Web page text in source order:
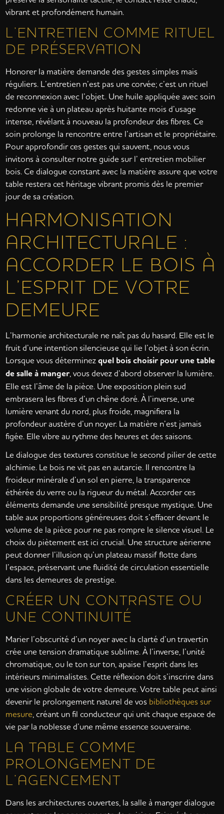
vibrant et profondément humain.
L’ENTRETIEN COMME RITUEL
DE PRÉSERVATION
Honorer la matière demande des gestes simples mais
réguliers. L’entretien n’est pas une corvée; c’est un rituel
de reconnexion avec l’objet. Une huile appliquée avec soin
redonne vie à un plateau après huitante mois d’usage
intense, révélant à nouveau la profondeur des fibres. Ce
soin prolonge la rencontre entre l’artisan et le propriétaire.
Pour approfondir ces gestes qui sauvent, nous vous
invitons à consulter notre guide sur l’ entretien mobilier
bois. Ce dialogue constant avec la matière assure que votre
table restera cet héritage vibrant promis dès le premier
jour de sa création.
HARMONISATION
ARCHITECTURALE :
ACCORDER LE BOIS À
L’ESPRIT DE VOTRE
DEMEURE
L’harmonie architecturale ne naît pas du hasard. Elle est le
fruit d’une intention silencieuse qui lie l’objet à son écrin.
Lorsque vous déterminezquel bois choisir pour une table
de salle à manger, vous devez d’abord observer la lumière.
Elle est l’âme de la pièce. Une exposition plein sud
embrasera les fibres d’un chêne doré. À l’inverse, une
lumière venant du nord, plus froide, magnifiera la
profondeur austère d’un noyer. La matière n’est jamais
figée. Elle vibre au rythme des heures et des saisons.
Le dialogue des textures constitue le second pilier de cette
alchimie. Le bois ne vit pas en autarcie. Il rencontre la
froideur minérale d’un sol en pierre, la transparence
éthérée du verre ou la rigueur du métal. Accorder ces
éléments demande une sensibilité presque mystique. Une
table aux proportions généreuses doit s’effacer devant le
volume de la pièce pour ne pas rompre le silence visuel. Le
choix du piètement est ici crucial. Une structure aérienne
peut donner l’illusion qu’un plateau massif flotte dans
l’espace, préservant une fluidité de circulation essentielle
dans les demeures de prestige.
CRÉER UN CONTRASTE OU
UNE CONTINUITÉ
Marier l’obscurité d’un noyer avec la clarté d’un travertin
crée une tension dramatique sublime. À l’inverse, l’unité
chromatique, ou le ton sur ton, apaise l’esprit dans les
intérieurs minimalistes. Cette réflexion doit s’inscrire dans
une vision globale de votre demeure. Votre table peut ainsi
devenir le prolongement naturel de vos bibliothèques sur
mesure , créant un fil conducteur qui unit chaque espace de
vie par la noblesse d’une même essence souveraine.
LA TABLE COMME
PROLONGEMENT DE
L’AGENCEMENT
Dans les architectures ouvertes, la salle à manger dialogue